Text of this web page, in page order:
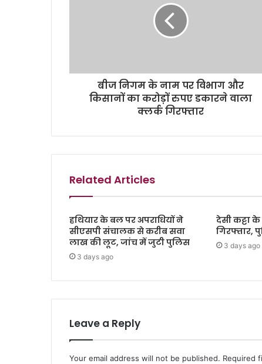
बीज निगम के नाम पर विभाग और
किसानों का करोड़ों रुपए डकारने वाला
क्लर्क गिरफ्तार
Related Articles
हथियार के बल पर अपराधियों ने
सीएसपी संचालक से करीब सवा
लाख की लूट, जांच में जुटी पुलिस
3 days ago
देसी कट्टा
गिरफ्तार,
3 days ago
Leave a Reply
Your email address will not be published. Required